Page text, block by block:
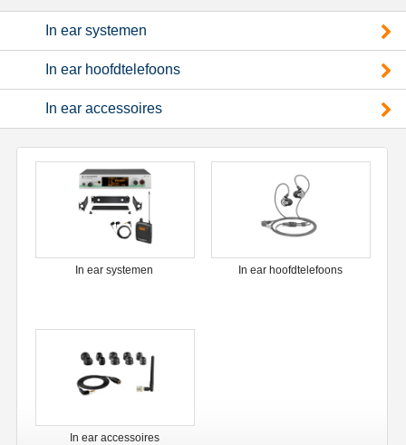
In ear systemen
In ear hoofdtelefoons
In ear accessoires
In ear systemen In ear hoofdtelefoons
In ear accessoires